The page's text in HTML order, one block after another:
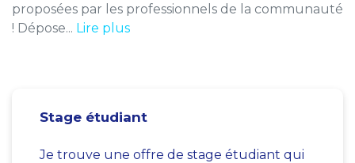
proposées par les professionnels de la communauté
! Dépose... Lire plus
Stage étudiant
Je trouve une offre de stage étudiant qui